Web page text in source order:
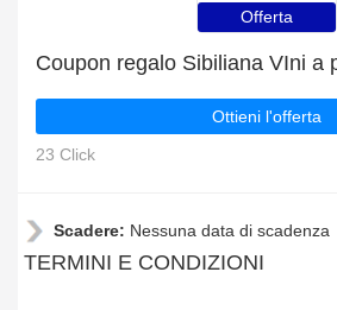
Offerta
Coupon regalo Sibiliana VIni a
Ottieni l'offerta
23 Click
Scadere: Nessuna data di scadenza
TERMINI E CONDIZIONI